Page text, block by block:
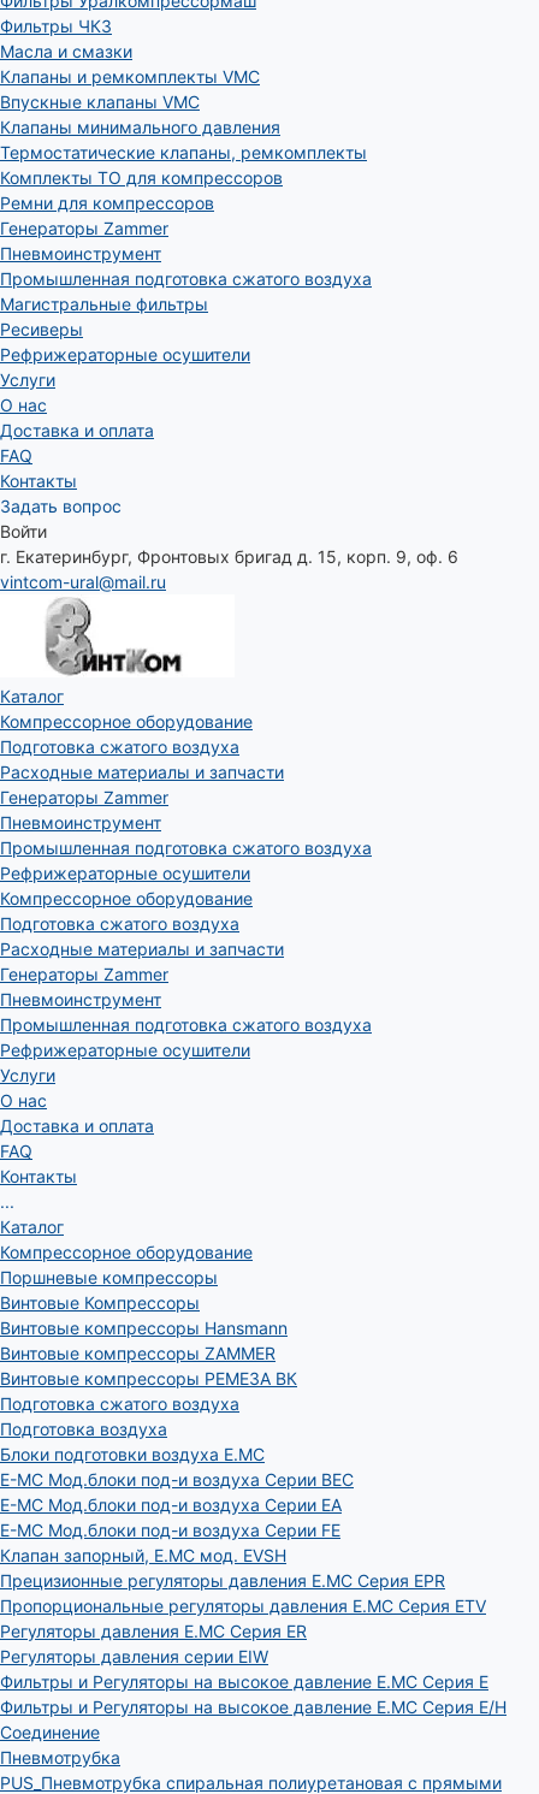
Фильтры ЧКЗ
Масла и смазки
Клапаны и ремкомплекты VMC
Впускные клапаны VMC
Клапаны минимального давления
Термостатические клапаны, ремкомплекты
Комплекты ТО для компрессоров
Ремни для компрессоров
Генераторы Zammer
Пневмоинструмент
Промышленная подготовка сжатого воздуха
Магистральные фильтры
Ресиверы
Рефрижераторные осушители
Услуги
О нас
Доставка и оплата
FAQ
Контакты
Задать вопрос
Войти
г. Екатеринбург, Фронтовых бригад д. 15, корп. 9, оф. 6
vintcom-ural@mail.ru
Каталог
Компрессорное оборудование
Подготовка сжатого воздуха
Расходные материалы и запчасти
Генераторы Zammer
Пневмоинструмент
Промышленная подготовка сжатого воздуха
Рефрижераторные осушители
Компрессорное оборудование
Подготовка сжатого воздуха
Расходные материалы и запчасти
Генераторы Zammer
Пневмоинструмент
Промышленная подготовка сжатого воздуха
Рефрижераторные осушители
Услуги
О нас
Доставка и оплата
FAQ
Контакты
...
Каталог
Компрессорное оборудование
Поршневые компрессоры
Винтовые Компрессоры
Винтовые компрессоры Hansmann
Винтовые компрессоры ZAMMER
Винтовые компрессоры РЕМЕЗА ВК
Подготовка сжатого воздуха
Подготовка воздуха
Блоки подготовки воздуха E.MC
E-MC Мод.блоки под-и воздуха Серии BEC
E-MC Мод.блоки под-и воздуха Серии EA
E-MC Мод.блоки под-и воздуха Серии FE
Клапан запорный, E.MC мод. EVSH
Прецизионные регуляторы давления E.MC Серия EPR
Пропорциональные регуляторы давления E.MC Серия ETV
Регуляторы давления E.MC Серия ER
Регуляторы давления серии EIW
Фильтры и Регуляторы на высокое давление E.MC Серия E
Фильтры и Регуляторы на высокое давление E.MC Серия E/H
Соединение
Пневмотрубка
PUS_Пневмотрубка спиральная полиуретановая с прямыми